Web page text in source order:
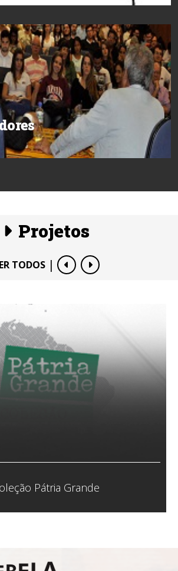
Projetos
TODOS |
Veias Abertas